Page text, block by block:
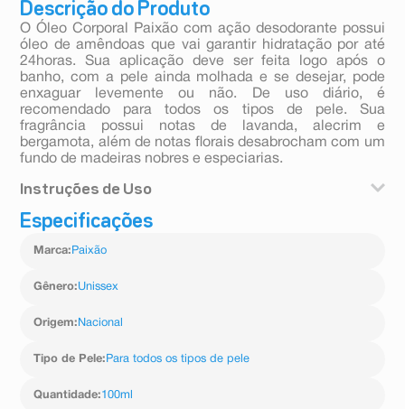
Descrição do Produto
O Óleo Corporal Paixão com ação desodorante possui
óleo de amêndoas que vai garantir hidratação por até
24horas. Sua aplicação deve ser feita logo após o
banho, com a pele ainda molhada e se desejar, pode
enxaguar levemente ou não. De uso diário, é
recomendado para todos os tipos de pele. Sua
fragrância possui notas de lavanda, alecrim e
bergamota, além de notas florais desabrocham com um
fundo de madeiras nobres e especiarias.
Instruções de Uso
Sua aplicação deve ser feita após o banho, com a pele
é composta por flores de lavanda, alecrim e bergamota.
Especificações
Marca: Paixão
Gênero:Unissex
Origem: Nacional
Tipo de Pele: Para todos os tipos de pele
Quantidade:100ml